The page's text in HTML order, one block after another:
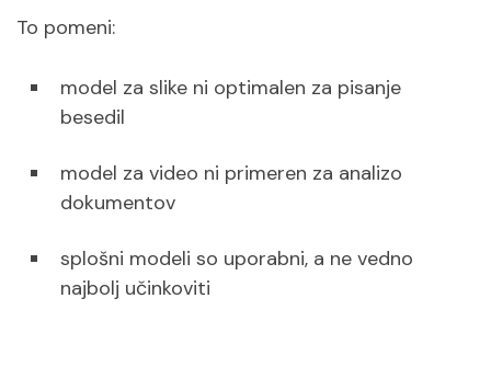
To pomeni:
model za slike ni optimalen za pisanje
besedil
model za video ni primeren za analizo
dokumentov
splošni modeli so uporabni, a ne vedno
najbolj učinkoviti